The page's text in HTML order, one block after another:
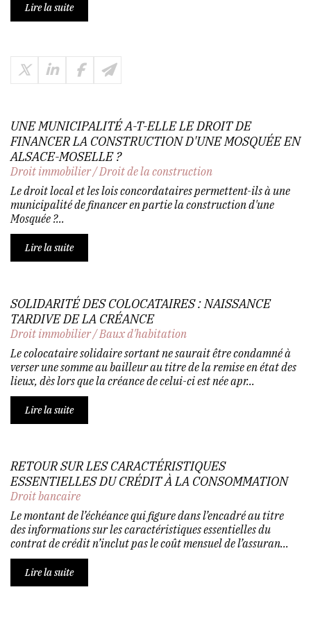
Lire la suite
UNE MUNICIPALITÉ A-T-ELLE LE DROIT DE
FINANCER LA CONSTRUCTION D'UNE MOSQUÉE EN
ALSACE-MOSELLE ?
Droit immobilier/Droit de la construction
Le droit local et les lois concordataires permettent-ils à une
municipalité de financer en partie la construction d'une
Mosquée ?...
Lire la suite
SOLIDARITÉ DES COLOCATAIRES : NAISSANCE
TARDIVE DE LA CRÉANCE
Droit immobilier/Baux d'habitation
Le colocataire solidaire sortant ne saurait être condamné à
verser une somme au bailleur au titre de la remise en état des
lieux, dès lors que la créance de celui-ci est née apr...
Lire la suite
RETOUR SUR LES CARACTÉRISTIQUES
ESSENTIELLES DU CRÉDIT À LA CONSOMMATION
Droit bancaire
Le montant de l’échéance qui figure dans l’encadré au titre
des informations sur les caractéristiques essentielles du
contrat de crédit n’inclut pas le coût mensuel de l’assuran...
Lire la suite